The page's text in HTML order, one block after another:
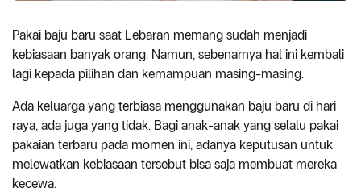
Pakai baju baru saat Lebaran memang sudah menjadi
kebiasaan banyak orang. Namun, sebenarnya hal ini kembali
lagi kepada pilihan dan kemampuan masing-masing.
Ada keluarga yang terbiasa menggunakan baju baru di hari
raya, ada juga yang tidak. Bagi anak-anak yang selalu pakai
pakaian terbaru pada momen ini, adanya keputusan untuk
melewatkan kebiasaan tersebut bisa saja membuat mereka
kecewa.